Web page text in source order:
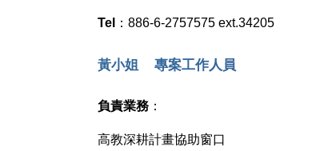
Tel ：886-6-2757575 ext.34205
黃小姐 專案工作人員
負責業務：
高教深耕計畫協助窗口